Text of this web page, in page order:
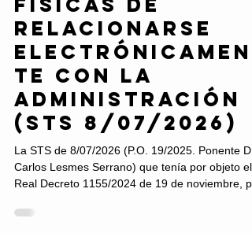
las personas
físicas de
relacionarse
electrónicamen
te con la
Administración
(STS 8/07/2026)
La STS de 8/07/2026 (P.O. 19/2025. Ponente D.
Real Decreto 1155/2024 de 19 de noviembre,